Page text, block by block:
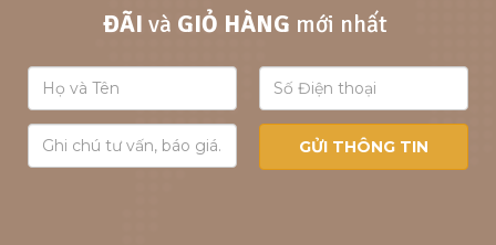
ĐÃI và GIỎ HÀNG mới nhất